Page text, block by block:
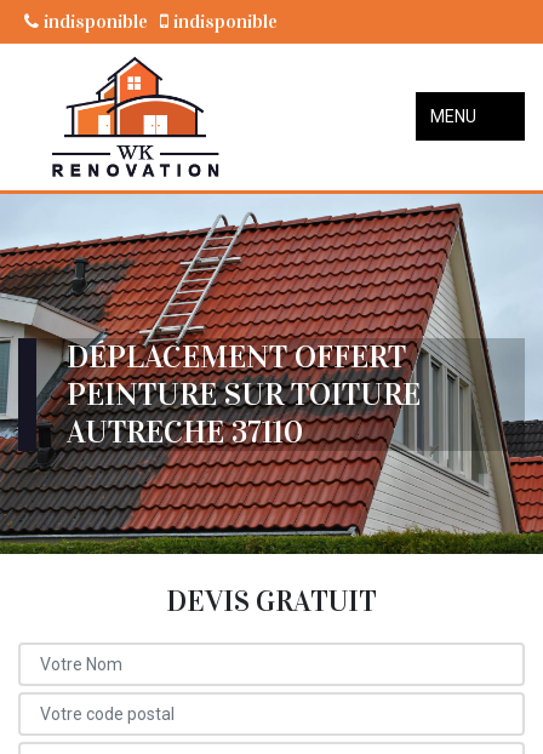
indisponible indisponible
MENU
DÉPLACEMENT OFFERT
PEINTURE SUR TOITURE
AUTRECHE 37110
DEVIS GRATUIT